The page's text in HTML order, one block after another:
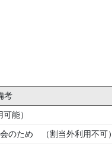
考
能）
のため （割当外利用不可）